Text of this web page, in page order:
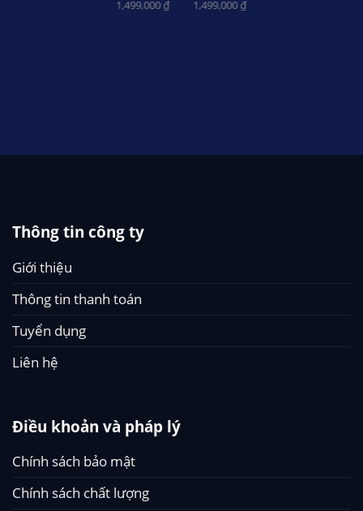
1,499,000₫
1,499,000₫
Thông tin công ty
Giới thiệu
Thông tin thanh toán
Tuyển dụng
Liên hệ
Điều khoản và pháp lý
Chính sách bảo mật
Chính sách chất lượng